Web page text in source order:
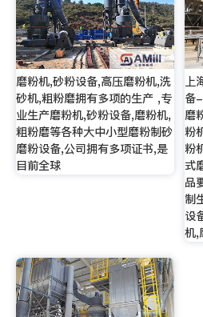
磨粉机,砂粉设备,高压磨粉机,洗
砂机,粗粉磨拥有多项的生产 ,专
业生产磨粉机,砂粉设备,磨粉机,
粗粉磨等各种大中小型磨粉制砂
磨粉设备,公司拥有多项证书,是
目前全球
上
备
磨
粉
粉
式
品
制
设
机,